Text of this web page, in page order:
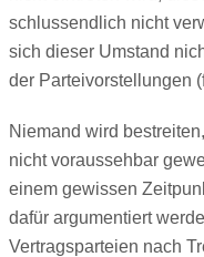
schlussendlich nicht
sich dieser Umstand
der Parteivorstellungen
Niemand wird
nicht voraussehbar
einem gewissen
dafür argumentiert
Vertragsparteien nach